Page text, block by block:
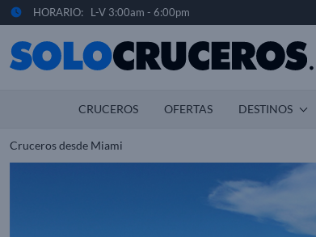
HORARIO: L-V 3:00am - 6:00pm
CRUCEROS OFERTAS DESTINOS
Cruceros desde Miami